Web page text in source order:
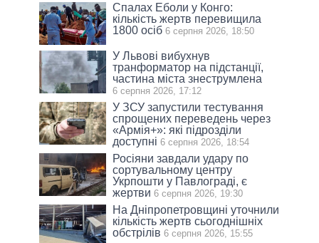
Спалах Еболи у Конго:
кількість жертв перевищила
1800 осіб 6 серпня 2026, 18:50
У Львові вибухнув
транформатор на підстанції,
частина міста знеструмлена
6 серпня 2026, 17:12
У ЗСУ запустили тестування
спрощених переведень через
«Армія+»: які підрозділи
доступні 6 серпня 2026, 18:54
Росіяни завдали удару по
сортувальному центру
Укрпошти у Павлограді, є
жертви 6 серпня 2026, 19:30
На Дніпропетровщині уточнили
кількість жертв сьогоднішніх
обстрілів 6 серпня 2026, 15:55